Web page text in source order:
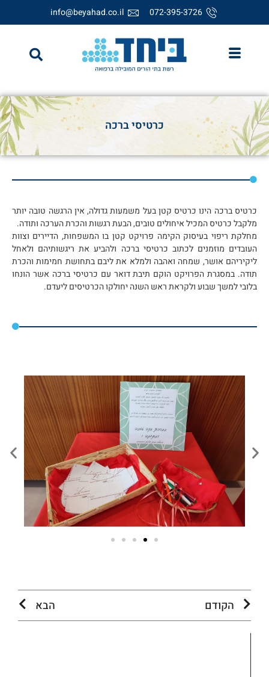
072-395-3726
info@beyahad.co.il
כרטיסי ברכה
כרטיס ברכה הינו כרטיס קטן בעל משמעות גדולה, אין הרגשה טובה יותר
מלקבל כרטיס המכיל איחולים טובים, הבעת רגשות והכרת הערכה ותודה.
מחלקת ריפוי בעיסוק הקימה פרויקט קטן בו המשפחות, הדיירים וצוות
העובדים מוזמנים לכתוב כרטיסי ברכה ולהביע את ריגשותיהם ולאחל
ליקיריהם אושר, שמחה ואהבה ולמלא את ליבם בתחושת חמימות והכרת
תודה. במסגרת הפרויקט הוקם תיבת דואר עם כרטיסי ברכה אשר הונחו
בלובי למשך שבוע ולקראת ראש השנה יחולקו הכרטיסים ליעדם.
הקודם הבא